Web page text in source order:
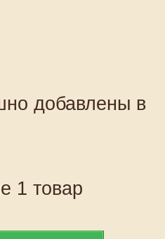
добавлены в
1 товар